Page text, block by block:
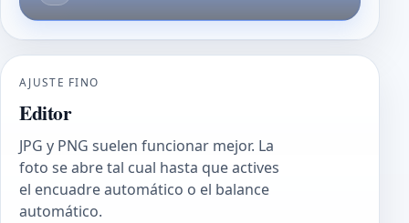
AJUSTE FINO
Editor
JPG y PNG suelen funcionar mejor. La
foto se abre tal cual hasta que actives
el encuadre automático o el balance
automático.